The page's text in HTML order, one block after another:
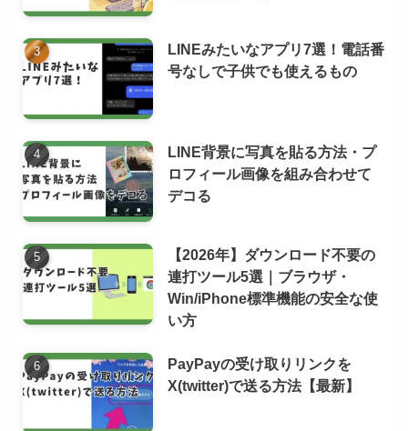
LINEみたいなアプリ7選！電話番
号なしで子供でも使えるもの
LINE背景に写真を貼る方法・プ
ロフィール画像を組み合わせて
デコる
【2026年】ダウンロード不要の
連打ツール5選｜ブラウザ・
Win/iPhone標準機能の安全な使
い方
PayPayの受け取りリンクを
X(twitter)で送る方法【最新】